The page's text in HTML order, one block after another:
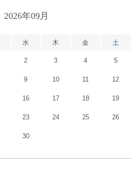
2026年09月
水 木 金 土
2 3 4 5
9 10 11 12
16 17 18 19
23 24 25 26
30